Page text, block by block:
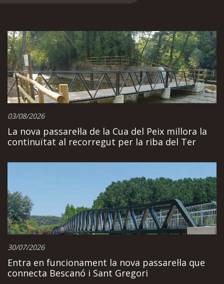
03/08/2026
La nova passarel·la de la Cua del Peix millora la
continuïtat al recorregut per la riba del Ter
30/07/2026
Entra en funcionament la nova passarel·la que
connecta Bescanó i Sant Gregori